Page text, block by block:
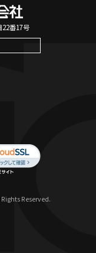
22番17号
Reserved.